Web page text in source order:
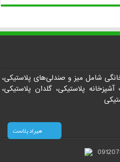
شامل میز و صندلی‌های پلاستیکی،
پلاستیکی، گلدان پلاستیکی،
هیراد پلاست